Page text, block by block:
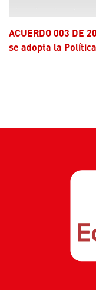
ACUERDO 003 DE 2026 (26 DE JUNIO) Por medio del cual
se adopta la